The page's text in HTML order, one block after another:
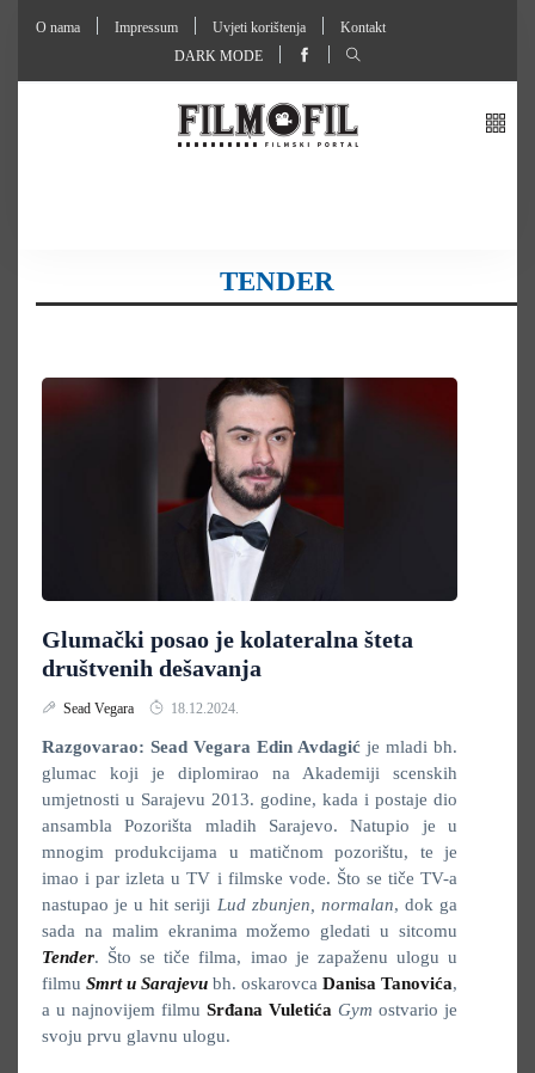
O nama Impressum Uvjeti korištenja
Kontakt
DARK MODE
TENDER
Glumački posao je kolateralna šteta
društvenih dešavanja
Sead Vegara 18.12.2024.
Razgovarao: Sead Vegara Edin Avdagić je mladi bh.
glumac koji je diplomirao na Akademiji scenskih
umjetnosti u Sarajevu 2013. godine, kada i postaje dio
ansambla Pozorišta mladih Sarajevo. Natupio je u
mnogim produkcijama u matičnom pozorištu, te je
imao i par izleta u TV i filmske vode. Što se tiče TV-a
nastupao je u hit seriji Lud zbunjen, normalan, dok ga
sada na malim ekranima možemo gledati u sitcomu
Tender. Što se tiče filma, imao je zapaženu ulogu u
filmu Smrt u Sarajevu bh. oskarovca Danisa Tanovića,
a u najnovijem filmu Srđana Vuletića Gym ostvario je
svoju prvu glavnu ulogu.